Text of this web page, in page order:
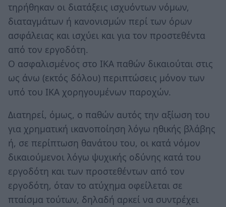
τηρήθηκαν οι διατάξεις ισχυόντων νόμων,
διαταγμάτων ή κανονισμών περί των όρων
ασφάλειας και ισχύει και για τον προστεθέντα
από τον εργοδότη.
Ο ασφαλισμένος στο ΙΚΑ παθών δικαιούται στις
ως άνω (εκτός δόλου) περιπτώσεις μόνον των
υπό του ΙΚΑ χορηγουμένων παροχών.
Διατηρεί, όμως, ο παθών αυτός την αξίωση του
για χρηματική ικανοποίηση λόγω ηθικής βλάβης
ή, σε περίπτωση θανάτου του, οι κατά νόμον
δικαιούμενοι λόγω ψυχικής οδύνης κατά του
εργοδότη και των προστεθέντων από τον
εργοδότη, όταν το ατύχημα οφείλεται σε
πταίσμα τούτων, δηλαδή αρκεί να συντρέχει